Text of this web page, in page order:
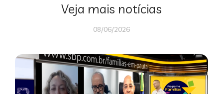
Veja mais notícias
08/06/2026